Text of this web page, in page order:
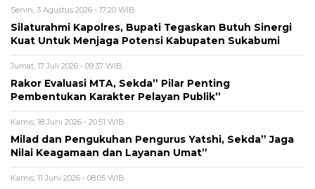
Senin, 3 Agustus 2026 - 17:20 WIB
Silaturahmi Kapolres, Bupati Tegaskan Butuh Sinergi
Kuat Untuk Menjaga Potensi Kabupaten Sukabumi
Jumat, 17 Juli 2026 - 09:37 WIB
Rakor Evaluasi MTA, Sekda” Pilar Penting
Pembentukan Karakter Pelayan Publik”
Kamis, 18 Juni 2026 - 20:51 WIB
Milad dan Pengukuhan Pengurus Yatshi, Sekda” Jaga
Nilai Keagamaan dan Layanan Umat”
Kamis, 11 Juni 2026 - 08:05 WIB